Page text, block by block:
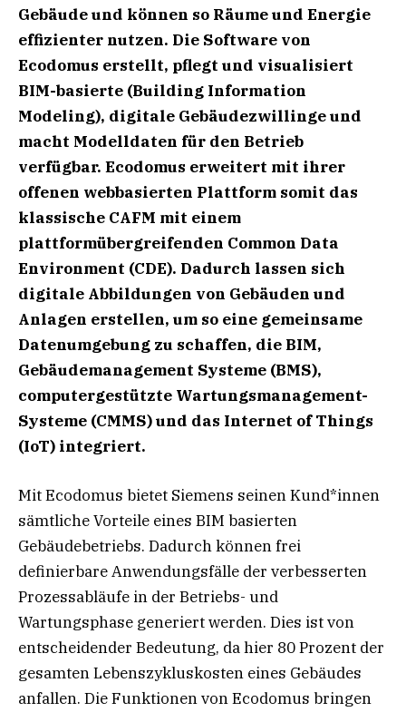
Gebäude und können so Räume und Energie
effizienter nutzen. Die Software von
Ecodomus erstellt, pflegt und visualisiert
BIM-basierte (Building Information
Modeling), digitale Gebäudezwillinge und
macht Modelldaten für den Betrieb
verfügbar. Ecodomus erweitert mit ihrer
offenen webbasierten Plattform somit das
klassische CAFM mit einem
plattformübergreifenden Common Data
Environment (CDE). Dadurch lassen sich
digitale Abbildungen von Gebäuden und
Anlagen erstellen, um so eine gemeinsame
Datenumgebung zu schaffen, die BIM,
Gebäudemanagement Systeme (BMS),
computergestützte Wartungsmanagement-
Systeme (CMMS) und das Internet of Things
(IoT) integriert.
Mit Ecodomus bietet Siemens seinen Kund*innen
sämtliche Vorteile eines BIM basierten
Gebäudebetriebs. Dadurch können frei
definierbare Anwendungsfälle der verbesserten
Prozessabläufe in der Betriebs- und
Wartungsphase generiert werden. Dies ist von
entscheidender Bedeutung, da hier 80 Prozent der
gesamten Lebenszykluskosten eines Gebäudes
anfallen. Die Funktionen von Ecodomus bringen